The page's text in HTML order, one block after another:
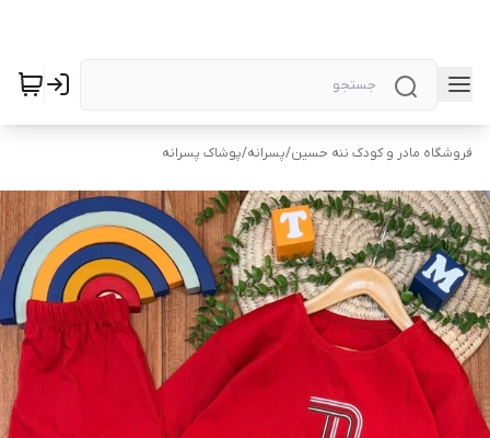
فروشگاه مادر و کودک ننه حسین/پسرانه/پوشاک پسرانه